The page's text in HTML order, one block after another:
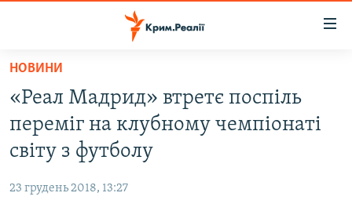
Перейти
основного
матеріалу
Перейти
до
основної
навігації
ВІДЕО ТА ФОТО
БЛОГИ
НОВИНИ
«Реал Мадрид» втретє поспіль
переміг на клубному чемпіонаті
світу з футболу
23 грудень 2018, 13:27